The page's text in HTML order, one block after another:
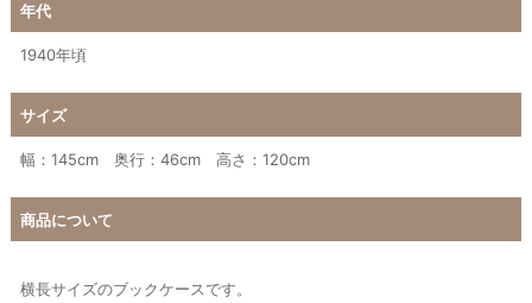
年代
1940年頃
サイズ
幅：145cm 奥行：46cm 高さ：120cm
商品について
横長サイズのブックケースです。